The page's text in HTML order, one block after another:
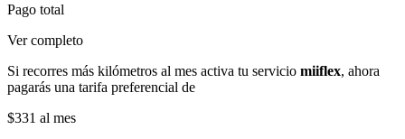
Pago total
Ver completo
Si recorres más kilómetros al mes activa tu servicio miiflex, ahora
pagarás una tarifa preferencial de
$331 al mes